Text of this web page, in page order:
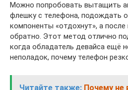
Можно попробовать вытащить
флешку с телефона, подождать
компоненты «отдохнут», а
обратно. Этот метод отлично
когда обладатель девайса ещё
неполадок, почему телефон
Читайте также: Почему не